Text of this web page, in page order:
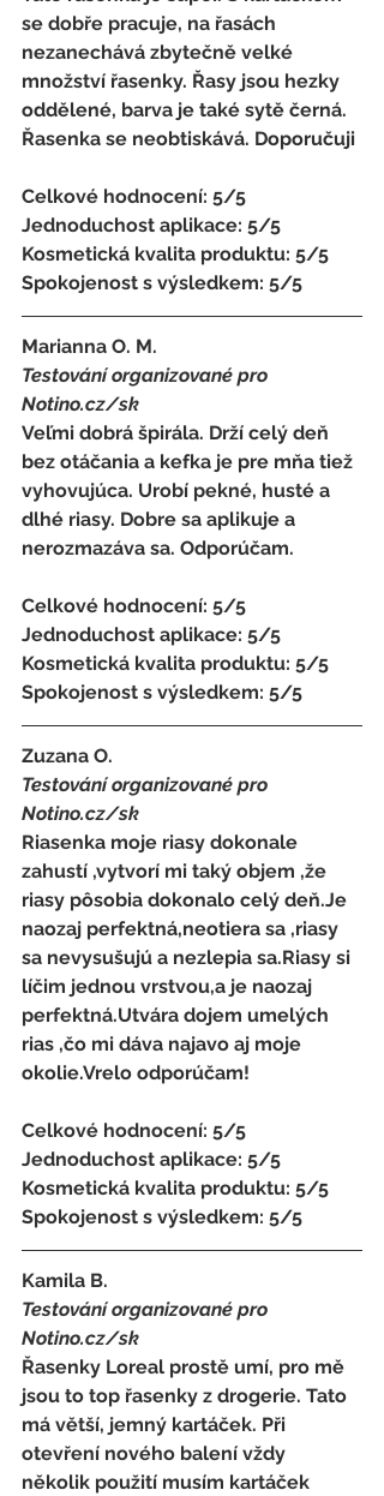
se dobře pracuje, na řasách
nezanechává zbytečně velké
množství řasenky. Řasy jsou hezky
oddělené, barva je také sytě černá.
Řasenka se neobtiskává. Doporučuji
Celkové hodnocení: 5/5
Jednoduchost aplikace: 5/5
Kosmetická kvalita produktu: 5/5
Spokojenost s výsledkem: 5/5
Marianna O. M.
Testování organizované pro
Notino.cz/sk
Veľmi dobrá špirála. Drží celý deň
bez otáčania a kefka je pre mňa tiež
vyhovujúca. Urobí pekné, husté a
dlhé riasy. Dobre sa aplikuje a
nerozmazáva sa. Odporúčam.
Celkové hodnocení: 5/5
Jednoduchost aplikace: 5/5
Kosmetická kvalita produktu: 5/5
Spokojenost s výsledkem: 5/5
Zuzana O.
Testování organizované pro
Notino.cz/sk
Riasenka moje riasy dokonale
zahustí ,vytvorí mi taký objem ,že
riasy pôsobia dokonalo celý deň.Je
naozaj perfektná,neotiera sa ,riasy
sa nevysušujú a nezlepia sa.Riasy si
líčim jednou vrstvou,a je naozaj
perfektná.Utvára dojem umelých
rias ,čo mi dáva najavo aj moje
okolie.Vrelo odporúčam!
Celkové hodnocení: 5/5
Jednoduchost aplikace: 5/5
Kosmetická kvalita produktu: 5/5
Spokojenost s výsledkem: 5/5
Kamila B.
Testování organizované pro
Notino.cz/sk
Řasenky Loreal prostě umí, pro mě
jsou to top řasenky z drogerie. Tato
má větší, jemný kartáček. Při
otevření nového balení vždy
několik použití musím kartáček